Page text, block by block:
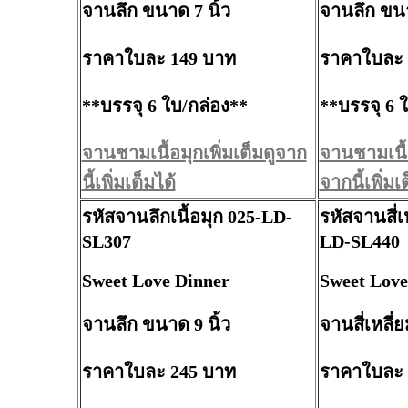
จานลึก ขนาด 7 นิ้ว
ราคาใบละ 149 บาท
**บรรจุ 6 ใบ/กล่อง**
จานชามเนื้อมุกเพิ่มเต็มดูจาก
นี้เพิ่มเต็มได้
จานลึก ขน
ราคาใบละ
**บรรจุ 6
จานชามเ
จากนี้เพิ่มเ
รหัสจานลึกเนื้อมุก 025-LD-
SL307
Sweet Love Dinner
จานลึก ขนาด 9 นิ้ว
ราคาใบละ 245 บาท
รหัสจานสี่
LD-SL440
Sweet
จานสี่เหลี่
ราคาใบละ